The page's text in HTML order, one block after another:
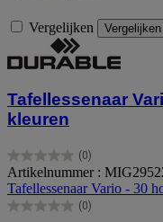
Vergelijken Vergelijken
Tafellessenaar
kleuren
(0)
0.0
van
de
5
Artikelnummer :
Tafellessenaar Vario - 30
(0)
0.0